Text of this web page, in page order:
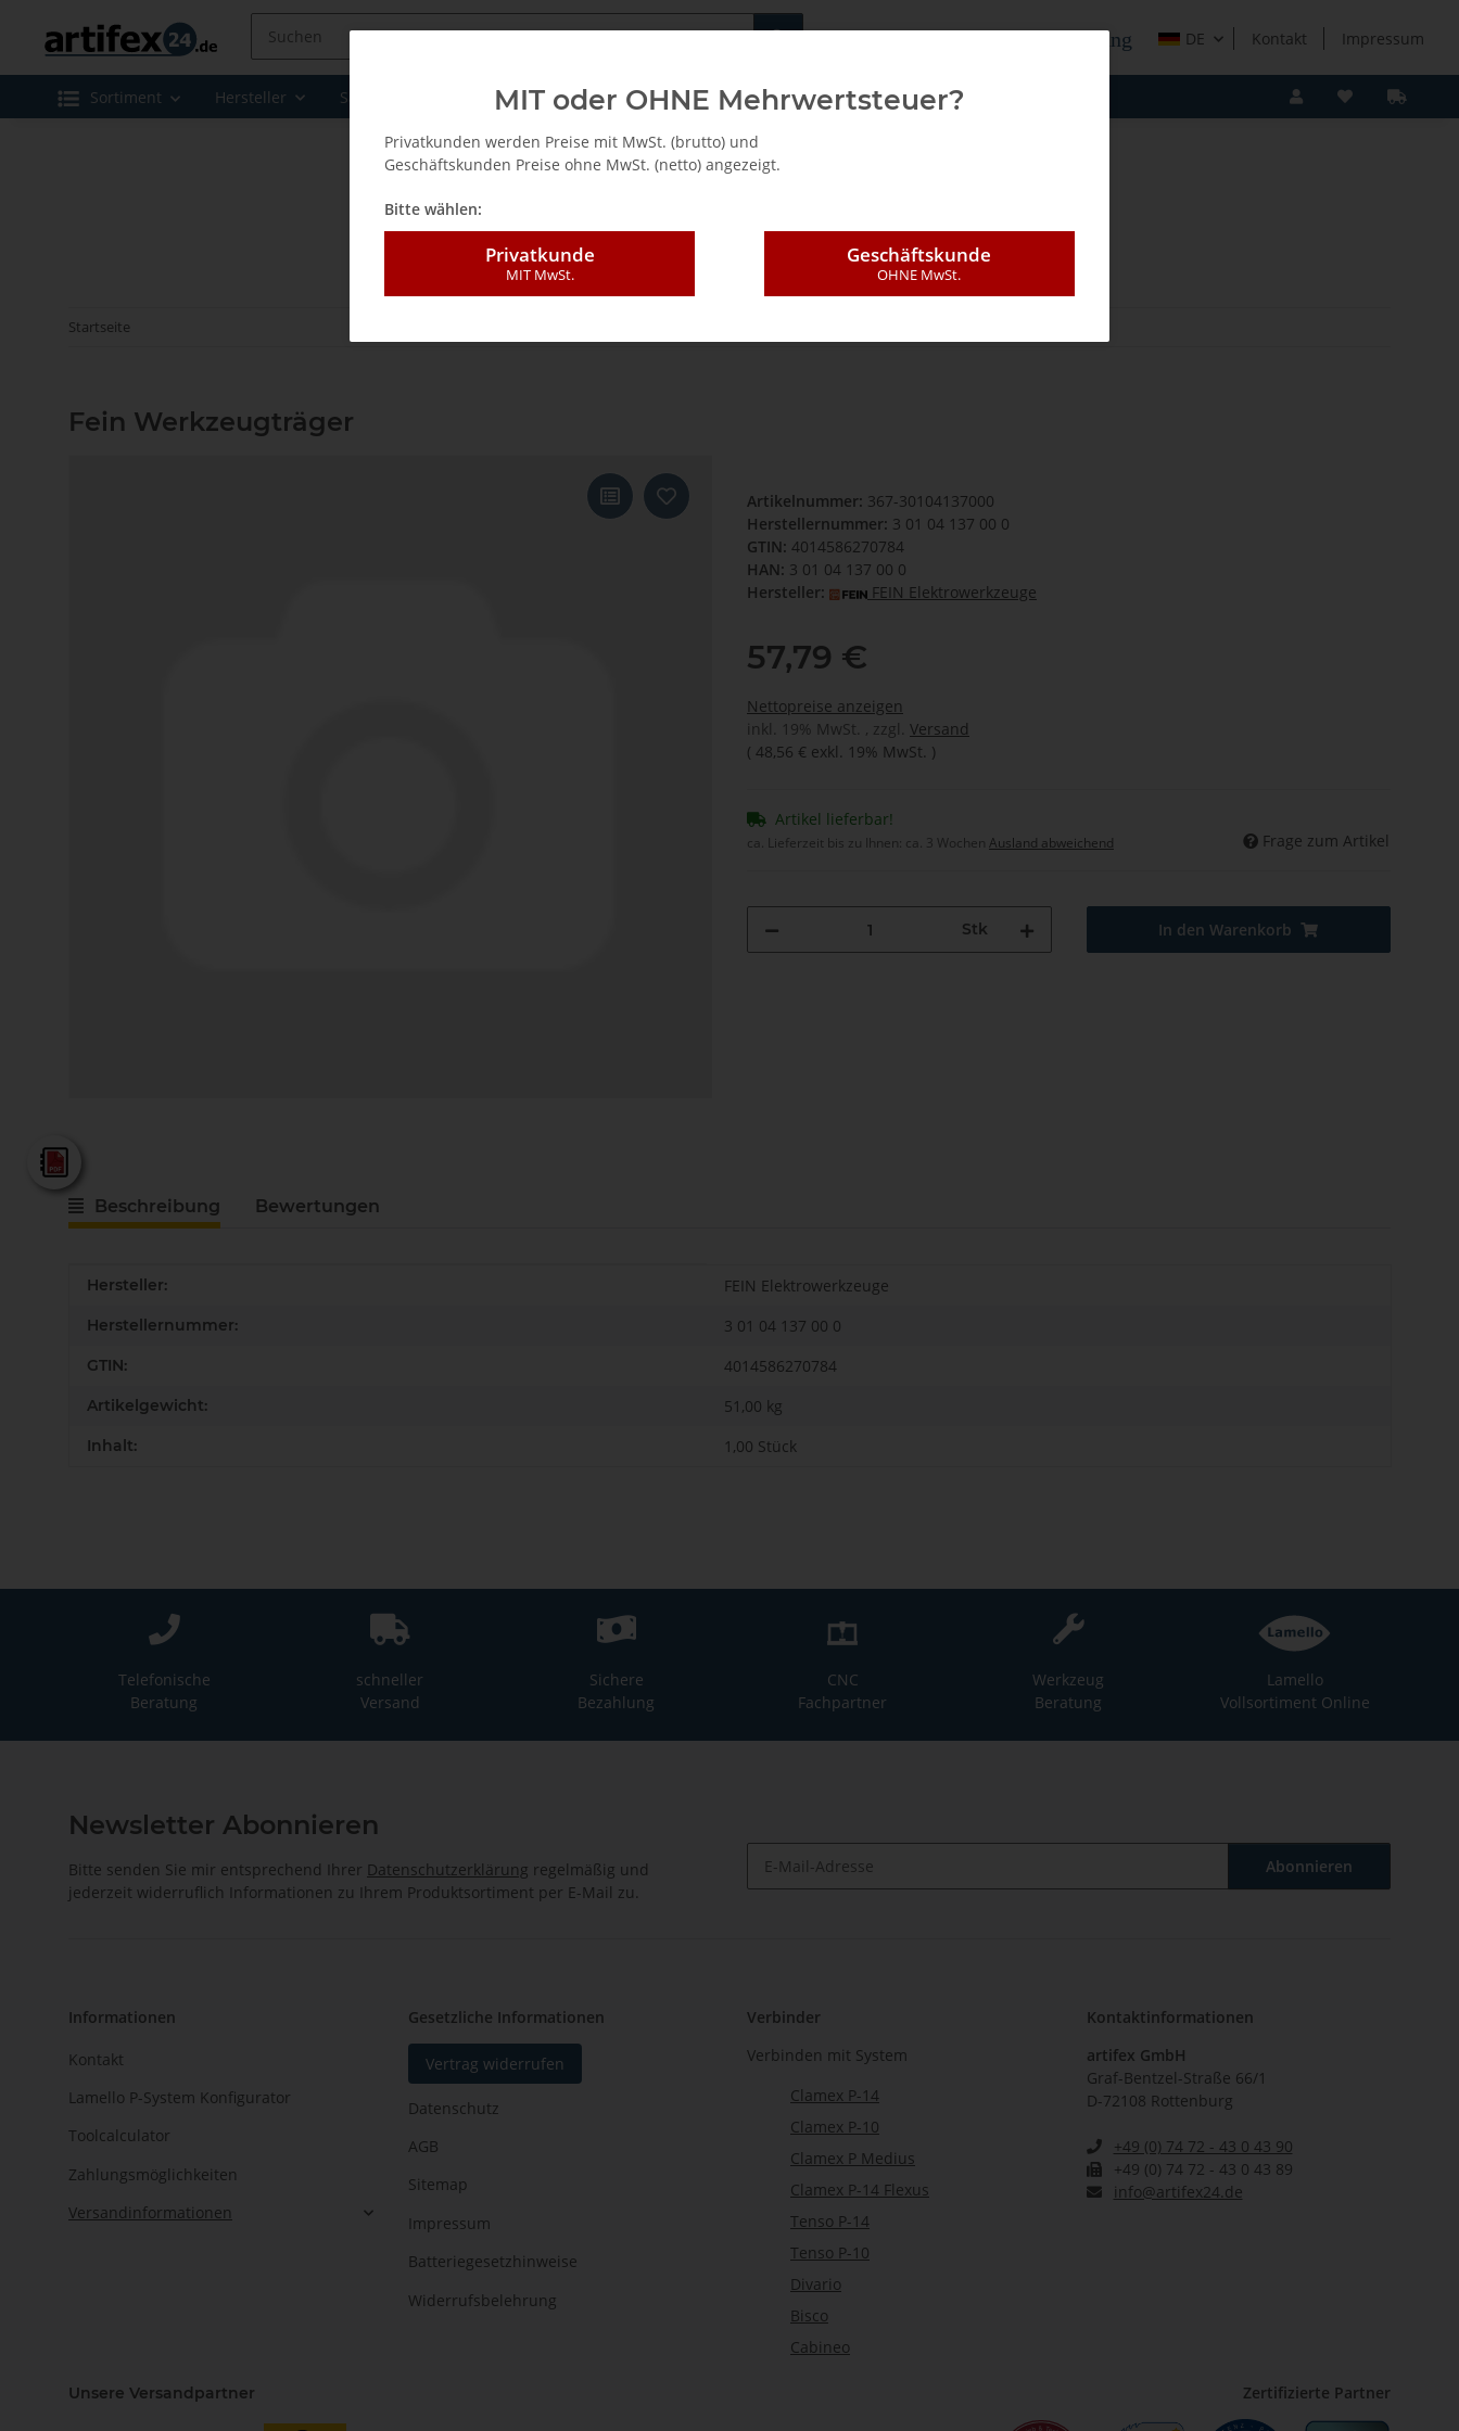
Fachshop für die Holzverarbeitung DE Kontakt Impressum
Sortiment Hersteller Sale Leasing / Mietkauf
Startseite
Fein Werkzeugträger
Artikelnummer: 367-30104137000
Herstellernummer: 3 01 04 137 00 0
GTIN: 4014586270784
HAN: 3 01 04 137 00 0
Hersteller:
FEIN Elektrowerkzeuge
57,79 €
Nettopreise anzeigen
inkl. 19% MwSt. , zzgl. Versand
( 48,56 € exkl. 19% MwSt. )
Artikel lieferbar!
ca. Lieferzeit bis zu Ihnen: ca. 3 Wochen Ausland abweichend Frage zum Artikel
Stk In den Warenkorb
Beschreibung Bewertungen
Produkteigenschaft
Wert
Hersteller: FEIN Elektrowerkzeuge
Herstellernummer: 3 01 04 137 00 0
GTIN: 4014586270784
Artikelgewicht: 51,00 kg
Inhalt: 1,00 Stück
Telefonische
Beratung
schneller
Versand
Sichere
Bezahlung
CNC
Fachpartner
Werkzeug
Beratung
Lamello
Vollsortiment Online
Newsletter Abonnieren
Bitte senden Sie mir entsprechend Ihrer Datenschutzerklärung regelmäßig und
jederzeit widerruflich Informationen zu Ihrem Produktsortiment per E-Mail zu.
Abonnieren
Informationen
Kontakt
Lamello P-System Konfigurator
Toolcalculator
Zahlungsmöglichkeiten
Versandinformationen
Gesetzliche Informationen
Vertrag widerrufen
Datenschutz
AGB
Sitemap
Impressum
Batteriegesetzhinweise
Widerrufsbelehrung
Verbinder
Verbinden mit System
Clamex P-14
Clamex P-10
Clamex P Medius
Clamex P-14 Flexus
Tenso P-14
Tenso P-10
Divario
Bisco
Cabineo
Kontaktinformationen
artifex GmbH
Graf-Bentzel-Straße 66/1
D-72108 Rottenburg
+49 (0) 74 72 - 43 0 43 90
+49 (0) 74 72 - 43 0 43 89
info@artifex24.de
Unsere Versandpartner Zertifizierte Partner
MIT oder OHNE Mehrwertsteuer?
Privatkunden werden Preise mit MwSt. (brutto) und
Geschäftskunden Preise ohne MwSt. (netto) angezeigt.
Bitte wählen:
Privatkunde
MIT MwSt.
Geschäftskunde
OHNE MwSt.